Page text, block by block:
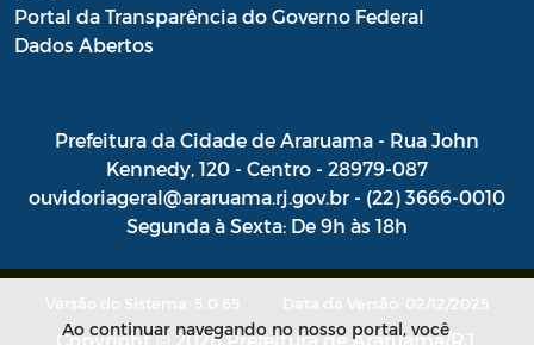
Portaria SEFAZ
Portaria SESAU
PORTARIA SETUR
PORTARIA SEELA
Portarias Sobre o Coronavírus COVID-19
Portal da Transparência do Governo Federal
Dados Abertos
Prefeitura da Cidade de Araruama - Rua John
Kennedy, 120 - Centro - 28979-087
ouvidoriageral@araruama.rj.gov.br - (22) 3666-0010
Segunda à Sexta: De 9h às 18h
Versão do Sistema: 5.0.65 Data da Versão: 02/12/2025
Copyright © 2026 Prefeitura de Araruama/RJ.
Ao continuar navegando no nosso portal, você